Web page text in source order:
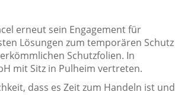
erneut sein Engagement für
Lösungen zum temporären Schutz
Schutzfolien. In
mit Sitz in Pulheim vertreten.
dass es Zeit zum Handeln ist und